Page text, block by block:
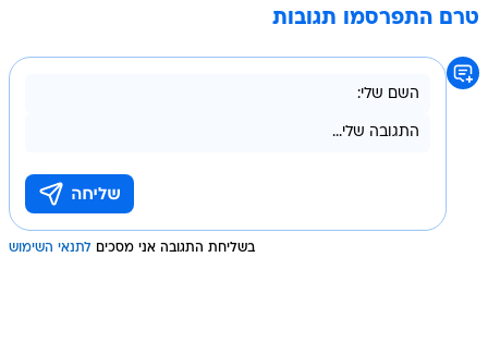
טרם התפרסמו תגובות
בשליחת התגובה אני מסכים לתנאי השימוש